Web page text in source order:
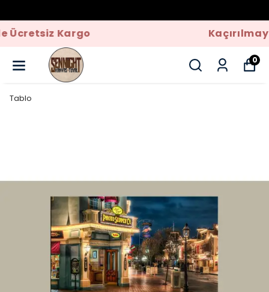
Kaçırılmayacak Fırsatlar
0
Tablo